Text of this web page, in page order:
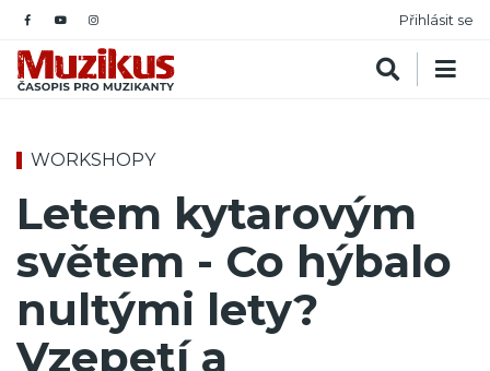
Přihlásit se
WORKSHOPY
Letem kytarovým
světem - Co hýbalo
nultými lety?
Vzepetí a